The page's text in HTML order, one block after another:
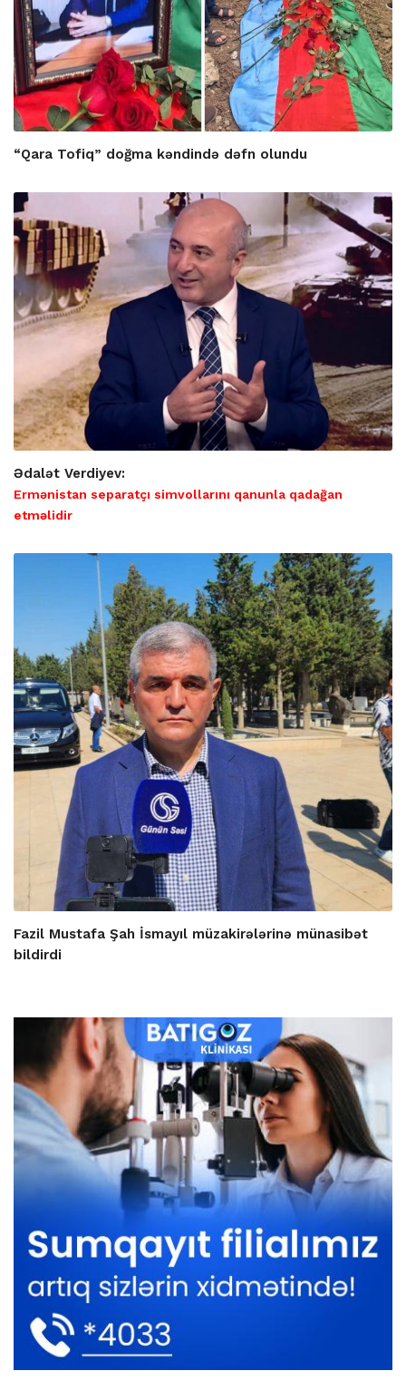
“Qara Tofiq” doğma kəndində dəfn olundu
Ədalət Verdiyev:
Ermənistan separatçı simvollarını qanunla qadağan
etməlidir
Fazil Mustafa Şah İsmayıl müzakirələrinə münasibət
bildirdi